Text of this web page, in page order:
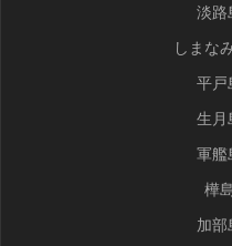
淡路
しまな
平戸
生月
軍艦
樺
加部